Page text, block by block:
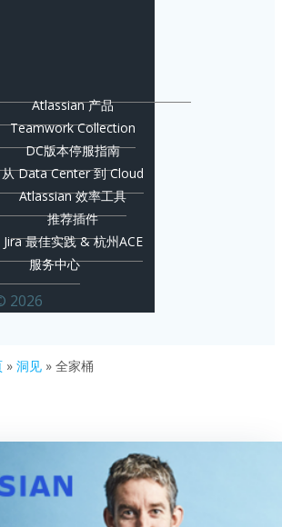
Atlassian 产品
Teamwork Collection
DC版本停服指南
从 Data Center 到 Cloud
Atlassian 效率工具
推荐插件
Jira 最佳实践 & 杭州ACE
服务中心
2026
» 洞见 » 全家桶